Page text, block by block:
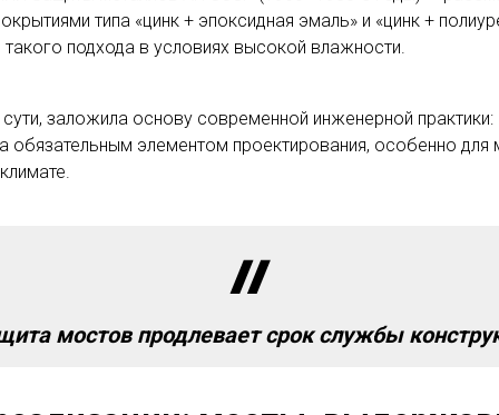
типа «цинк + эпоксидная эмаль» и «цинк +
подхода в условиях высокой влажности.
заложила основу современной инженерной
обязательным элементом проектирования, особенно
мостов продлевает срок службы